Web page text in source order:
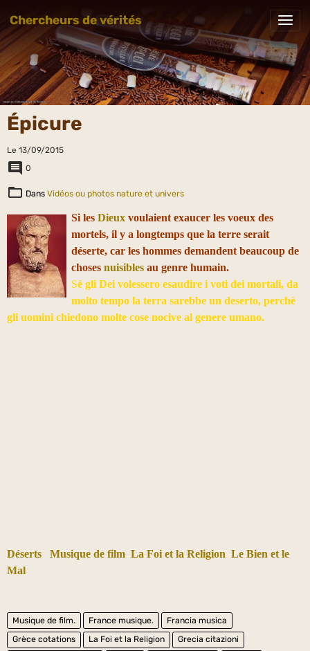
Chercheurs de vérités
Épicure
Le 13/09/2015
0
Dans Vidéos ou photos nature et univers
Si les Dieux voulaient exaucer les voeux des
mortels, il y a longtemps que la terre serait
déserte, car les hommes demandent beaucoup de
choses nuisibles au genre humain.
Sè gli Dei volessero esaudire i voti dei mortali, da
molto tempo la terra sarebbe un deserto, perchè
gli uomini chiedono molte cose nocive al genere umano.
Déserts Musique de film La Foi et la Religion Le Bien et le
Mal
Musique de film. France musique.
Francia musica
Grèce cotations
La Foi et la Religion
Grecia citazioni